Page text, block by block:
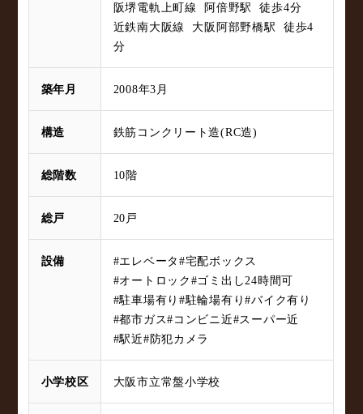
阪堺電軌上町線 阿倍野駅 徒歩4分
近鉄南大阪線 大阪阿部野橋駅 徒歩4
分
築年月 2008年3月
構造 鉄筋コンクリート造(RC造)
総階数 10階
総戸 20戸
設備 #エレベータ#宅配ボックス
#オートロック#ゴミ出し24時間可
#駐車場有り#駐輪場有り#バイク有り
#都市ガス#コンビニ近#スーパー近
#駅近#防犯カメラ
小学校区 大阪市立常盤小学校